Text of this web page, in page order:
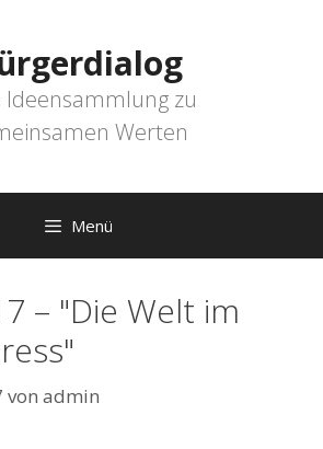
Ideensammlung zu
Werten
Menü
– "Die Welt im
von admin